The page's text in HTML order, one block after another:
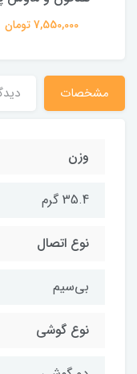
7,550,000 تومان
مشخصات
وزن
35.4 گرم
نوع اتصال
بی‌سیم
نوع گوشی